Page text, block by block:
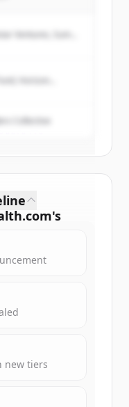
.
credits to
Ventures, Summit
Horizon
Collective
's
allfunding
credits to
new tiers